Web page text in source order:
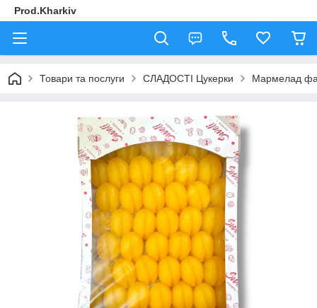
Prod.Kharkiv
Товари та послуги СЛАДОСТІ Цукерки Мармелад